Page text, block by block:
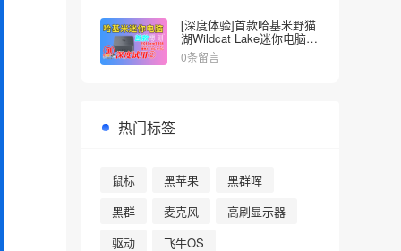
[深度体验]首款哈基米野猫
湖Wildcat Lake迷你电脑来
啦～零刻EQI Core3-304
0条留言
热门标签
鼠标 黑苹果
黑群晖
黑群
麦克风
高刷显示器
驱动
飞牛OS